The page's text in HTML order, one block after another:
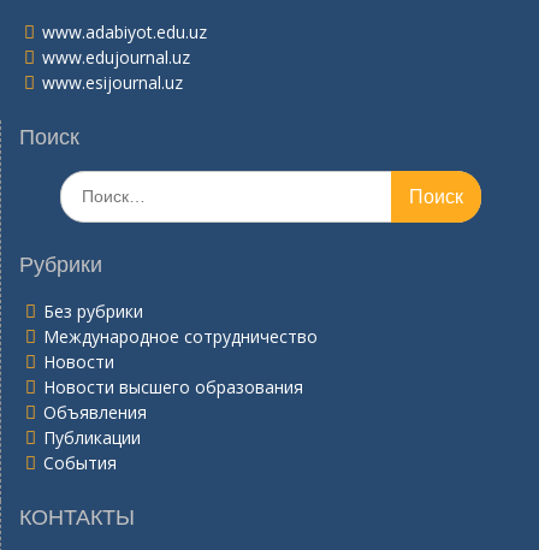
www.adabiyot.edu.uz
www.edujournal.uz
www.esijournal.uz
Поиск
Поиск
по:
Рубрики
Без рубрики
Международное сотрудничество
Новости
Новости высшего образования
Объявления
Публикации
События
КОНТАКТЫ